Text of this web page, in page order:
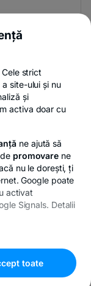
- opens in a new
Politica de cookies
drepturile
strict
site-ului și nu
și
activa doar cu
ne ajută să
promovare ne
nu le dorești, ți
Google poate
activat
Signals. Detalii
toate